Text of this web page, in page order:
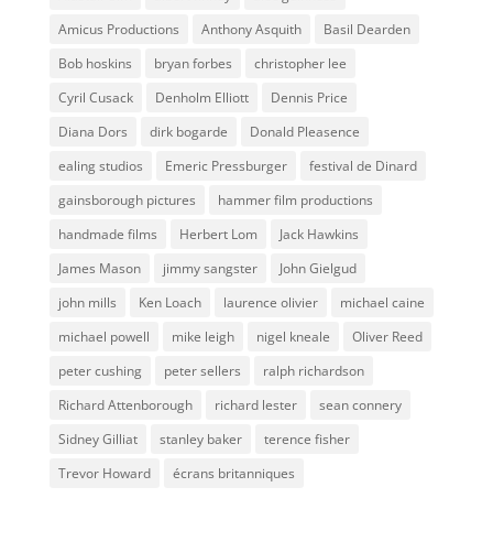
Amicus Productions
Anthony Asquith
Basil Dearden
Bob hoskins
bryan forbes
christopher lee
Cyril Cusack
Denholm Elliott
Dennis Price
Diana Dors
dirk bogarde
Donald Pleasence
ealing studios
Emeric Pressburger
festival de Dinard
gainsborough pictures
hammer film productions
handmade films
Herbert Lom
Jack Hawkins
James Mason
jimmy sangster
John Gielgud
john mills
Ken Loach laurence olivier
michael caine
michael powell
mike leigh nigel kneale
Oliver Reed
peter cushing
peter sellers
ralph richardson
Richard Attenborough
richard lester
sean connery
Sidney Gilliat
stanley baker
terence fisher
Trevor Howard
écrans britanniques